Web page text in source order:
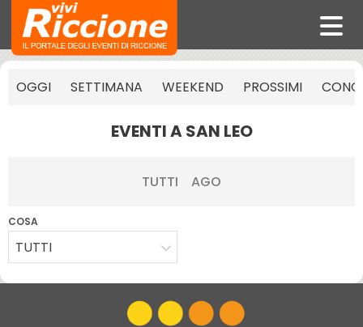
OGGI SETTIMANA WEEKEND PROSSIMI
EVENTI A SAN LEO
TUTTI AGO
COSA
TUTTI